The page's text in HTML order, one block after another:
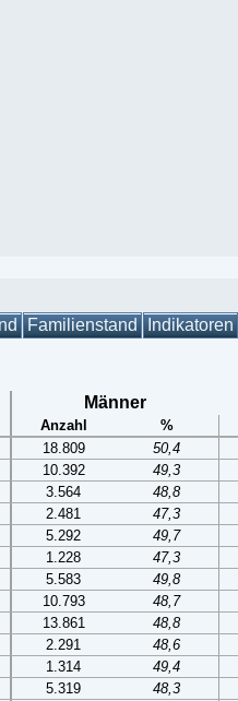
Familienstand Indikatoren
Männer
Anzahl
%
18.809
50,4
10.392
49,3
3.564
48,8
2.481
47,3
5.292
49,7
1.228
47,3
5.583
49,8
10.793
48,7
13.861
48,8
2.291
48,6
1.314
49,4
5.319
48,3